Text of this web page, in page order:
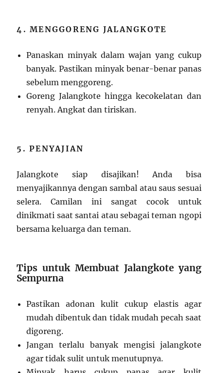
4. MENGGORENG JALANGKOTE
Panaskan minyak dalam wajan yang cukup
banyak. Pastikan minyak benar-benar panas
sebelum menggoreng.
Goreng Jalangkote hingga kecokelatan dan
renyah. Angkat dan tiriskan.
5. PENYAJIAN
Jalangkote siap disajikan! Anda bisa
menyajikannya dengan sambal atau saus sesuai
selera. Camilan ini sangat cocok untuk
dinikmati saat santai atau sebagai teman ngopi
bersama keluarga dan teman.
Tips untuk Membuat Jalangkote yang
Sempurna
Pastikan adonan kulit cukup elastis agar
mudah dibentuk dan tidak mudah pecah saat
digoreng.
Jangan terlalu banyak mengisi jalangkote
agar tidak sulit untuk menutupnya.